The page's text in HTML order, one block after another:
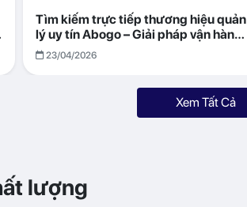
Tìm kiếm trực tiếp thương hiệu quản
lý uy tín Abogo – Giải pháp vận hành
villa hiệu quả, minh bạch
23/04/2026
Xem Tất Cả
lượng